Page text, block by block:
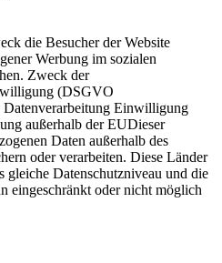
die Besucher der Website
Werbung im sozialen
Zweck der
(DSGVO
Datenverarbeitung Einwilligung
außerhalb der EUDieser
Daten außerhalb des
oder verarbeiten. Diese Länder
gleiche Datenschutzniveau und die
eingeschränkt oder nicht möglich